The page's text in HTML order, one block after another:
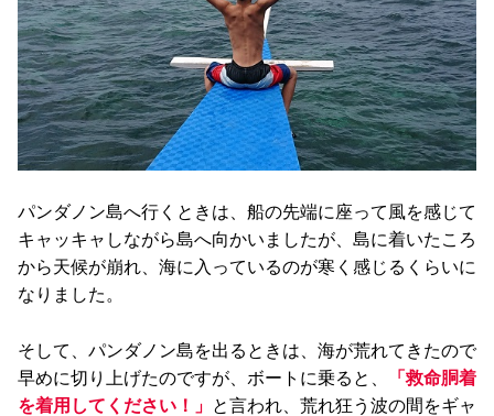
パンダノン島へ行くときは、船の先端に座って風を感じて
キャッキャしながら島へ向かいましたが、島に着いたころ
から天候が崩れ、海に入っているのが寒く感じるくらいに
なりました。
そして、パンダノン島を出るときは、海が荒れてきたので
早めに切り上げたのですが、ボートに乗ると、
「救命胴着
を着用してください！」 と言われ、荒れ狂う波の間をギャ